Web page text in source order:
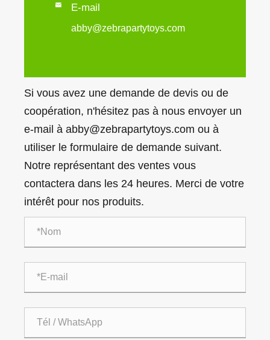
 E-mail
abby@zebrapartytoys.com
Si vous avez une demande de devis ou de
coopération, n'hésitez pas à nous envoyer un
e-mail à abby@zebrapartytoys.com ou à
utiliser le formulaire de demande suivant.
Notre représentant des ventes vous
contactera dans les 24 heures. Merci de votre
intérêt pour nos produits.